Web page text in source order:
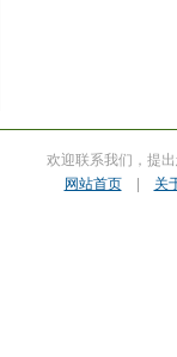
欢迎联系我们，提
网站首页| 关